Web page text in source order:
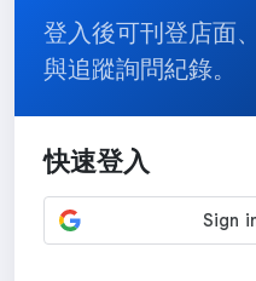
登入後可刊登店面
與追蹤詢問紀錄。
快速登入